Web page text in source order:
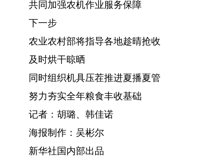
共同加强农机作业服务保障
下一步
农业农村部将指导各地趁晴抢收
及时烘干晾晒
同时组织机具压茬推进夏播夏管
努力夯实全年粮食丰收基础
记者：胡璐、韩佳诺
海报制作：吴彬尔
新华社国内部出品